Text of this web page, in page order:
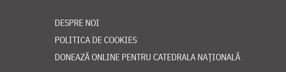
DESPRE NOI
POLITICA DE COOKIES
DONEAZĂ ONLINE PENTRU CATEDRALA NAȚIONALĂ